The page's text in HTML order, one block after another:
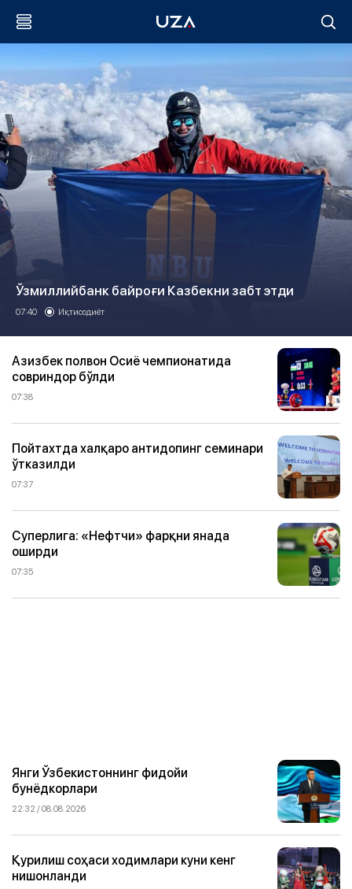
Ўзмиллийбанк байроғи Казбекни забт этди
07:40 Иқтисодиёт
Азизбек полвон Осиё чемпионатида
совриндор бўлди
07:38
Пойтахтда халқаро антидопинг семинари
ўтказилди
07:37
Суперлига: «Нефтчи» фарқни янада
оширди
07:35
Янги Ўзбекистоннинг фидойи
бунёдкорлари
22:32 / 08.08.2026
Қурилиш соҳаси ходимлари куни кенг
нишонланди